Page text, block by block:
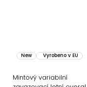
New Vyrobeno v EU
Mintový variabilní